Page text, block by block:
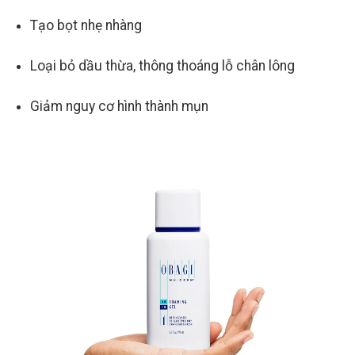
Tạo bọt nhẹ nhàng
Loại bỏ dầu thừa, thông thoáng lỗ chân lông
Giảm nguy cơ hình thành mụn